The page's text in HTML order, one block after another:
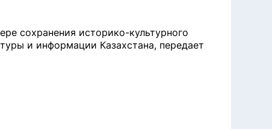
сохранения историко-культурного
и информации Казахстана, передает